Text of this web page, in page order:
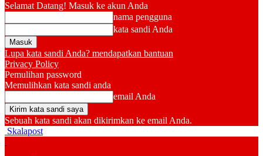
Selamat Datang! Masuk ke akun Anda
nama pengguna
kata sandi Anda
Lupa kata sandi Anda? mendapatkan bantuan
Privacy Policy
Pemulihan password
Memulihkan kata sandi anda
email Anda
Sebuah kata sandi akan dikirimkan ke email Anda.
Skalapost